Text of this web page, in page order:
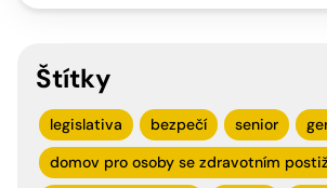
Štítky
legislativa bezpečí senior
domov pro osoby se zdravotním